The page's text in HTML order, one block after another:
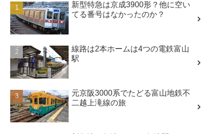
新型特急は京成3900形？他に空い
てる番号はなかったのか？
線路は2本ホームは4つの電鉄富山
駅
元京阪3000系でたどる富山地鉄不
二越上滝線の旅